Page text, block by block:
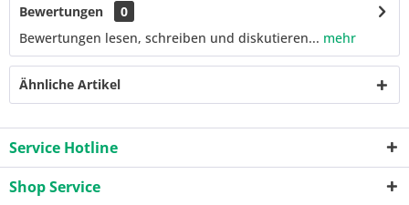
Bewertungen
0
Bewertungen lesen, schreiben und diskutieren... mehr
Ähnliche Artikel
Service Hotline
Shop Service